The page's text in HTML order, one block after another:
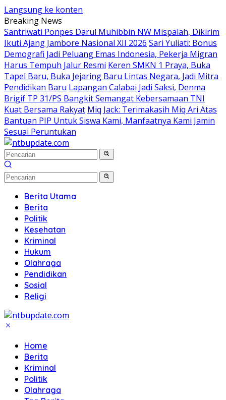
Langsung ke konten
Breaking News
Santriwati Ponpes Darul Muhibbin NW Mispalah, Dikirim
Ikuti Ajang Jambore Nasional XII 2026 Sari Yuliati: Bonus
Demografi Jadi Peluang Emas Indonesia, Pekerja Migran
Harus Tempuh Jalur Resmi Keren SMKN 1 Praya, Buka
Tapel Baru, Buka Jejaring Baru Lintas Negara, Jadi Mitra
Pendidikan Baru Lapangan Calabai Jadi Saksi, Denma
Brigif TP 31/PS Bangkit Semangat Kebersamaan TNI
Kuat Bersama Rakyat Miq Jack: Terimakasih Miq Ari Atas
Bantuan PIP Untuk Siswa Kami, Manfaatnya Kami Jamin
Sesuai Peruntukan
Berita Utama
Berita
Politik
Kesehatan
Kriminal
Hukum
Olahraga
Pendidikan
Sosial
Religi
Home
Berita
Kriminal
Politik
Olahraga